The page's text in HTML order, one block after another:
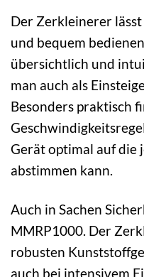
Der Zerkleinerer
und bequem
übersichtlich und
man auch als
Besonders praktisch
Gerät optimal auf die
abstimmen kann.
Auch in Sachen
MMRP1000. Der
robusten
auch bei intensivem